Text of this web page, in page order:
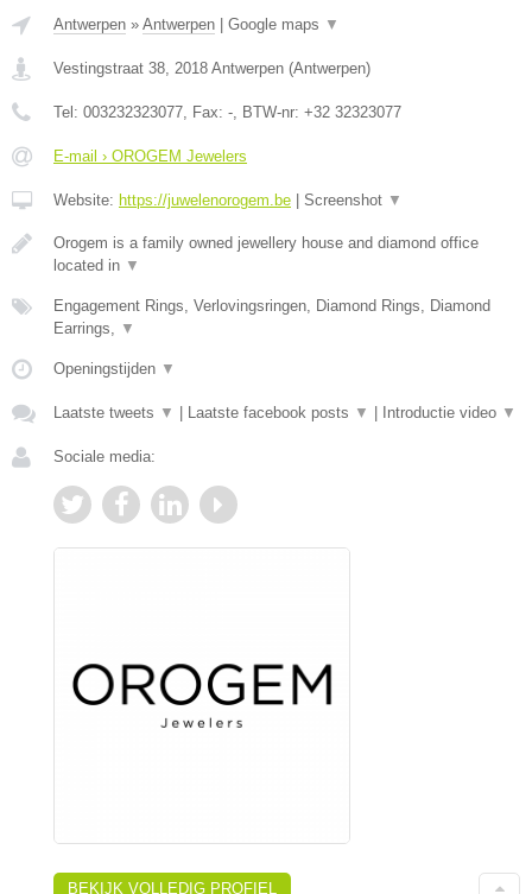
Antwerpen » Antwerpen Google maps ▼
Vestingstraat 38, 2018 Antwerpen (Antwerpen)
Tel: 003232323077, Fax: -, BTW-nr: +32 32323077
E-mail › OROGEM Jewelers
Website: https://juwelenorogem.be Screenshot ▼
Orogem is a family owned jewellery house and diamond office
located in ▼
Engagement Rings, Verlovingsringen, Diamond Rings, Diamond
Earrings, ▼
Openingstijden ▼
Laatste tweets ▼ Laatste facebook posts ▼ Introductie video ▼
Sociale media:
BEKIJK VOLLEDIG PROFIEL